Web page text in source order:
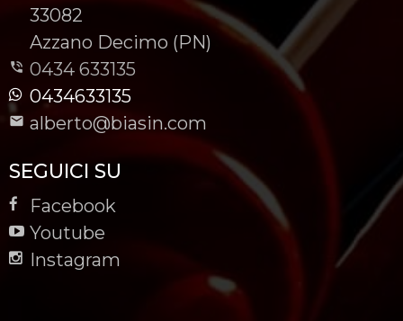
-
33082
-
Azzano Decimo (PN)
0434 633135
0434633135
alberto@biasin.com
SEGUICI SU
Facebook
Youtube
Instagram